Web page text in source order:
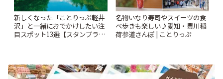
新しくなった「ことりっぷ軽井
沢」と一緒におでかけしたい注
目スポット13選【スタンプラリ
名物いなり寿司やスイーツの食
べ歩きも楽しい♪愛知・豊川稲
荷参道さんぽ | ことりっぷ